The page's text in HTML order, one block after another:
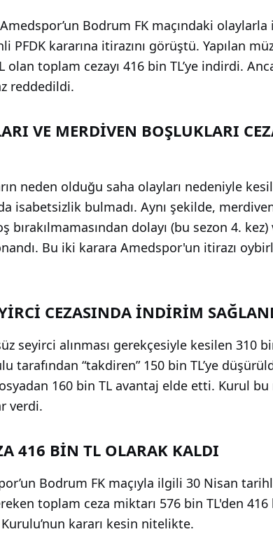
Bodrum FK maçındaki
PFDK kararına itirazını görüştü. Yapılan
olan toplam cezayı 416 bin TL’ye indirdi.
reddedildi.
VE MERDİVEN BOŞLUKLARI
neden olduğu saha olayları nedeniyle
isabetsizlik bulmadı. Aynı şekilde,
bırakılmamasından dolayı (bu sezon 4.
Bu iki karara Amedspor'un itirazı
CEZASINDA İNDİRİM
seyirci alınması gerekçesiyle kesilen 310
tarafından “takdiren” 150 bin TL’ye
160 bin TL avantaj elde etti. Kurul
verdi.
416 BİN TL OLARAK KALDI
Bodrum FK maçıyla ilgili 30 Nisan
toplam ceza miktarı 576 bin TL'den 416
kararı kesin nitelikte.